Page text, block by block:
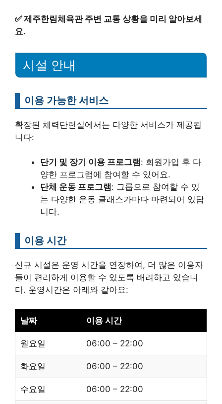
✅제주한림체육관 주변 교통 상황을 미리 알아보세
요.
시설 안내
이용 가능한 서비스
확장된 체력단련실에서는 다양한 서비스가 제공됩
니다:
단기 및 장기 이용 프로그램: 회원가입 후 다
양한 프로그램에 참여할 수 있어요.
단체 운동 프로그램: 그룹으로 참여할 수 있
는 다양한 운동 클래스가마다 마련되어 있답
니다.
이용 시간
신규 시설은 운영 시간을 연장하여, 더 많은 이용자
들이 편리하게 이용할 수 있도록 배려하고 있습니
다. 운영시간은 아래와 같아요:
날짜 이용 시간
월요일 06:00 – 22:00
화요일 06:00 – 22:00
수요일 06:00 – 22:00